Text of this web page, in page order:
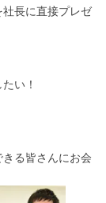
長に直接プレゼ
い！
る皆さんにお会